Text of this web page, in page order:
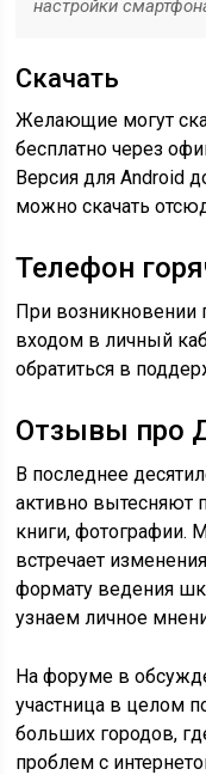
настройки
Скачать
Желающие могут
бесплатно через
Версия для Android
можно скачать
Телефон
При возникновении
входом в личный
обратиться в
Отзывы про
В последнее
активно
книги, фотографии.
встречает
формату ведения
узнаем личное
На форуме в
участница в целом
больших городов,
проблем с